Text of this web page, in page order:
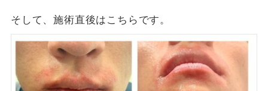
そして、施術直後はこちらです。